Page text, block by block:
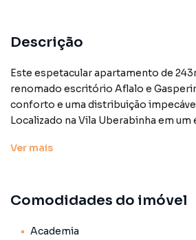
Descrição
Este espetacular apartamento de
renomado escritório Aflalo e
conforto e uma distribuição
Localizado na Vila Uberabinha em um
acolhedor para toda a família.
varanda deliciosa fechada com vidro e
condicionado exceto a varanda. Área
Ver mais
Comodidades do imóvel
Academia